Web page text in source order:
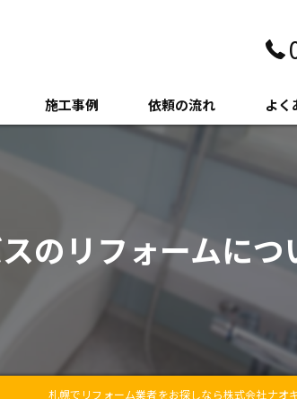
施工事例 依頼の流れ よく
のリフォームにつ
札幌でリフォーム業者をお探しなら株式会社ナオ